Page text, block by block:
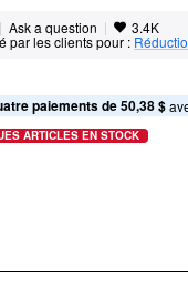
| Ask a question | 3.4K
par les clients pour :
paiements de 50,38 $
ARTICLES EN STOCK